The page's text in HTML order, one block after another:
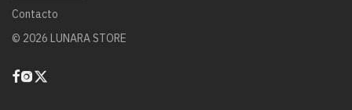
Contacto
© 2026 LUNARA STORE